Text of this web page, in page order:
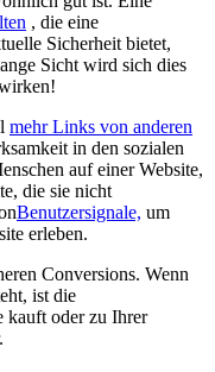
, die eine
Sicherheit bietet,
Sicht wird sich dies
mehr Links von anderen
in den sozialen
auf einer Website,
die sie nicht
Benutzersignale, um
erleben.
Conversions. Wenn
ist die
kauft oder zu Ihrer